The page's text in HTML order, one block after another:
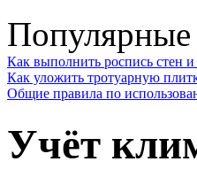
Популярные
Как выполнить роспись стен
Как уложить тротуарную
Общие правила по
Учёт